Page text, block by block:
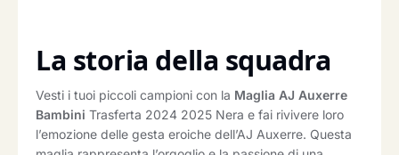
La storia della squadra
Vesti i tuoi piccoli campioni con la Maglia AJ Auxerre
Bambini Trasferta 2024 2025 Nera e fai rivivere loro
l’emozione delle gesta eroiche dell’AJ Auxerre. Questa